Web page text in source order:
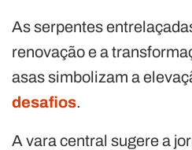
As serpentes
renovação e a
asas simbolizam a
desafios.
A vara central sugere a